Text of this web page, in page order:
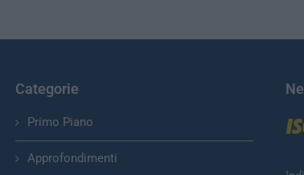
Categorie
Primo Piano
Approfondimenti